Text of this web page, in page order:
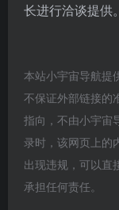
长进行洽谈提供
本站小宇宙导航提
不保证外部链接的
指向，不由小宇宙
录时，该网页上的
出现违规，可以直
承担任何责任。